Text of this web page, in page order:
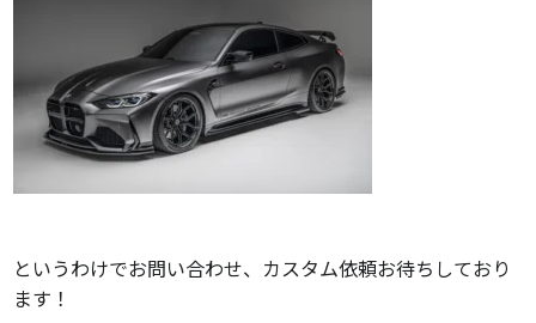
というわけでお問い合わせ、カスタム依頼お待ちしており
ます！